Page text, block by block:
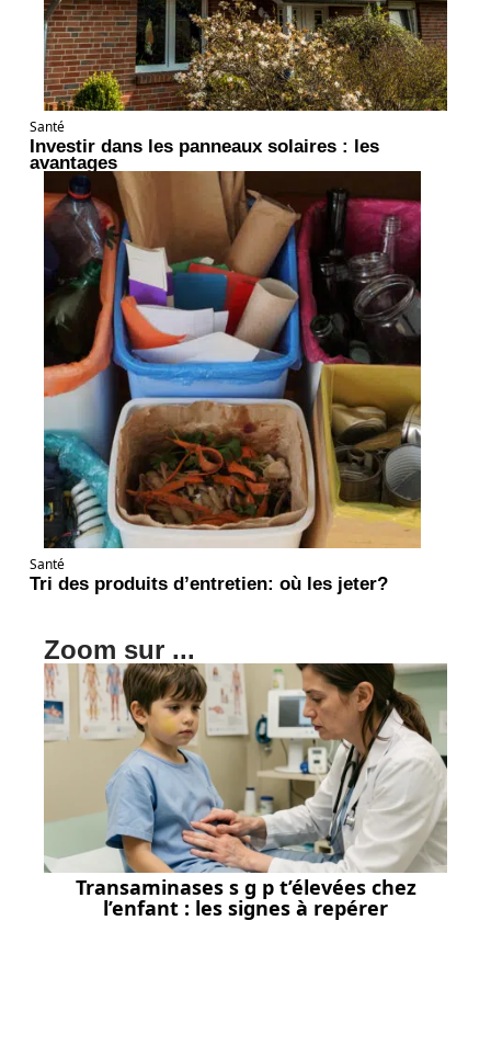
Santé
Investir dans les panneaux solaires : les
avantages
Santé
Tri des produits d’entretien: où les jeter?
Zoom sur ...
Transaminases s g p t’élevées chez
l’enfant : les signes à repérer